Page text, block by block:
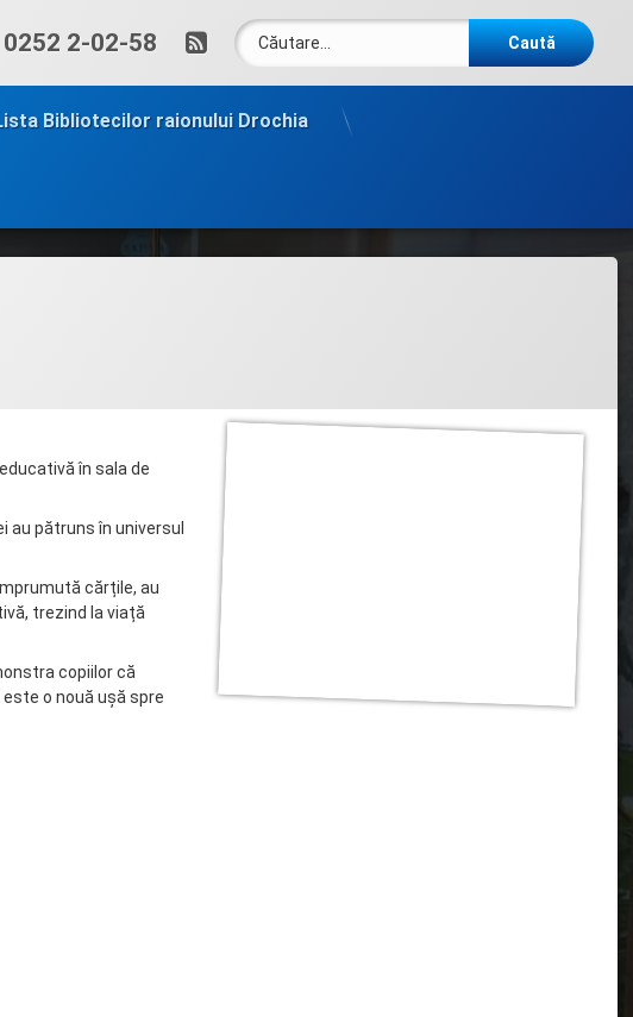
Sună acum:
0252 2-02-58 RSSCaută după:
Bibliotecilor raionului Drochia
în sala de
au pătruns în universul
cărțile, au
trezind la viață
copiilor că
o nouă ușă spre